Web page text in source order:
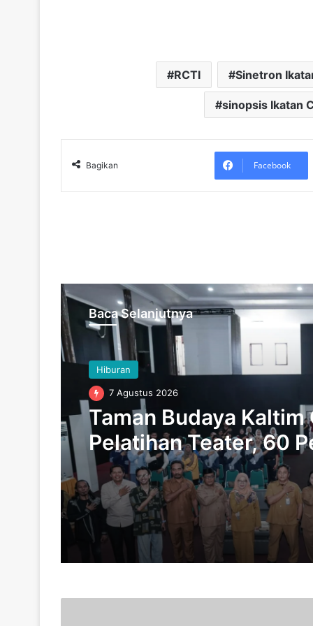
RCTI Sinetron
sinopsis Ikatan
Bagikan Facebook
Baca Selanjutnya
Hiburan
7 Agustus 2026
Taman Budaya Kaltim
Pelatihan Teater, 60
Samarinda Tunjukan
Besar